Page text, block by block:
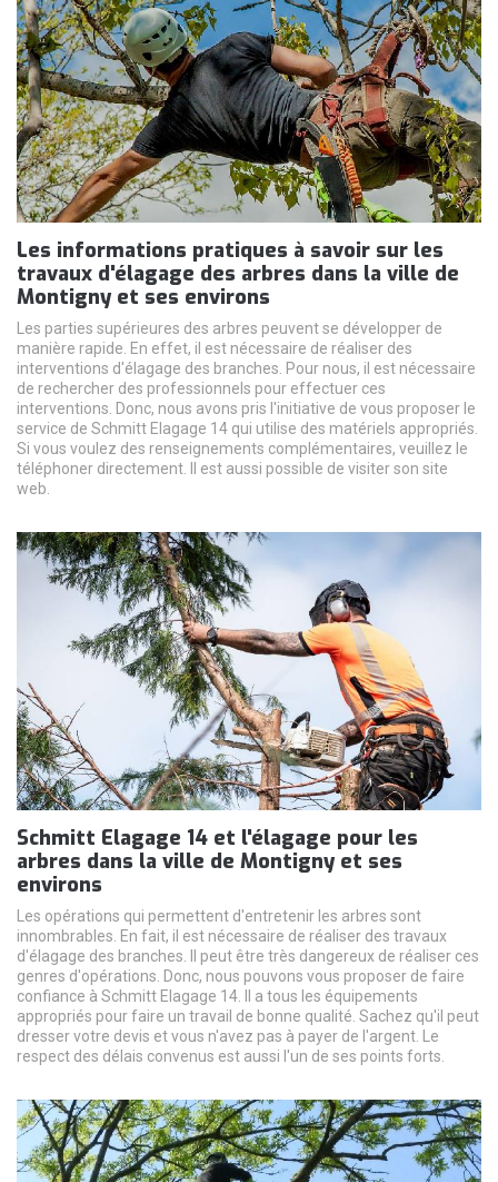
Les informations pratiques à savoir sur les
travaux d'élagage des arbres dans la ville de
Montigny et ses environs
Les parties supérieures des arbres peuvent se développer de
manière rapide. En effet, il est nécessaire de réaliser des
interventions d'élagage des branches. Pour nous, il est nécessaire
de rechercher des professionnels pour effectuer ces
interventions. Donc, nous avons pris l'initiative de vous proposer le
service de Schmitt Elagage 14 qui utilise des matériels appropriés.
Si vous voulez des renseignements complémentaires, veuillez le
téléphoner directement. Il est aussi possible de visiter son site
web.
Schmitt Elagage 14 et l'élagage pour les
arbres dans la ville de Montigny et ses
environs
Les opérations qui permettent d'entretenir les arbres sont
innombrables. En fait, il est nécessaire de réaliser des travaux
d'élagage des branches. Il peut être très dangereux de réaliser ces
genres d'opérations. Donc, nous pouvons vous proposer de faire
confiance à Schmitt Elagage 14. Il a tous les équipements
appropriés pour faire un travail de bonne qualité. Sachez qu'il peut
dresser votre devis et vous n'avez pas à payer de l'argent. Le
respect des délais convenus est aussi l'un de ses points forts.